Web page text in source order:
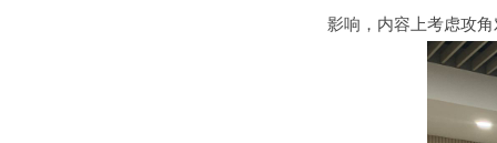
影响，内容上考虑攻